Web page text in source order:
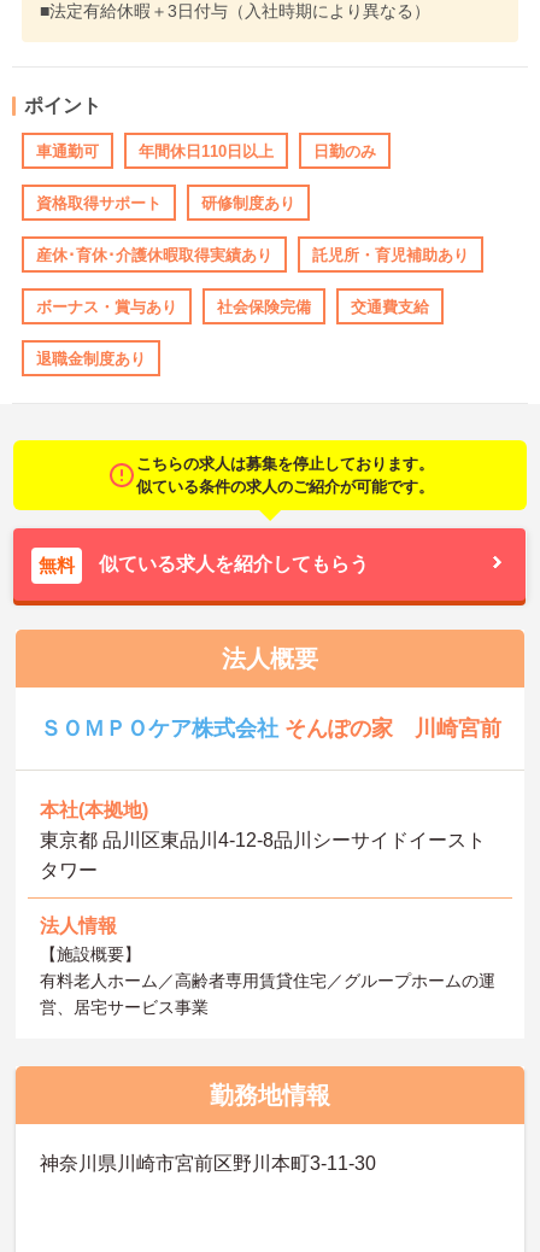
■法定有給休暇＋3日付与（入社時期により異なる）
ポイント
車通勤可 年間休日110日以上 日勤のみ
資格取得サポート 研修制度あり
産休･育休･介護休暇取得実績あり 託児所・育児補助あり
ボーナス・賞与あり 社会保険完備 交通費支給
退職金制度あり
こちらの求人は募集を停止しております。
似ている条件の求人のご紹介が可能です。
無料 似ている求人を紹介してもらう
法人概要
ＳＯＭＰＯケア株式会社 そんぽの家 川崎宮前
本社(本拠地)
東京都 品川区東品川4-12-8品川シーサイドイースト
タワー
法人情報
【施設概要】
有料老人ホーム／高齢者専用賃貸住宅／グループホームの運
営、居宅サービス事業
勤務地情報
神奈川県川崎市宮前区野川本町3-11-30